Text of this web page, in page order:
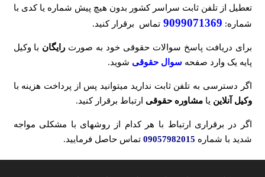
تعطیل از تلفن ثابت سراسر کشور بدون هیچ پیش شماره یا کدی با
شماره: 9099071369 تماس برقرار کنید.
برای دریافت پاسخ سوالات حقوقی خود به صورت رایگان با وکیل
پایه یک وارد صفحه سوال حقوقی شوید.
اگر دسترسی به تلفن ثابت ندارید میتوانید پس از پرداخت هزینه با
وکیل آنلاین یامشاوره حقوقی ارتباط برقرار کنید.
اگر در برقراری ارتباط با هر کدام از روشهای با مشکلی مواجه
شدید با شماره 09057982015 تماس حاصل فرمایید.